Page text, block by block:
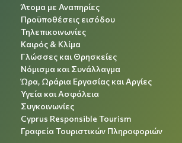
Άτομα με Αναπηρίες
Προϋποθέσεις εισόδου
Τηλεπικοινωνίες
Καιρός & Κλίμα
Γλώσσες και Θρησκείες
Νόμισμα και Συνάλλαγμα
Ώρα, Ωράρια Εργασίας και Αργίες
Υγεία και Ασφάλεια
Συγκοινωνίες
Cyprus Responsible Tourism
Γραφεία Τουριστικών Πληροφοριών